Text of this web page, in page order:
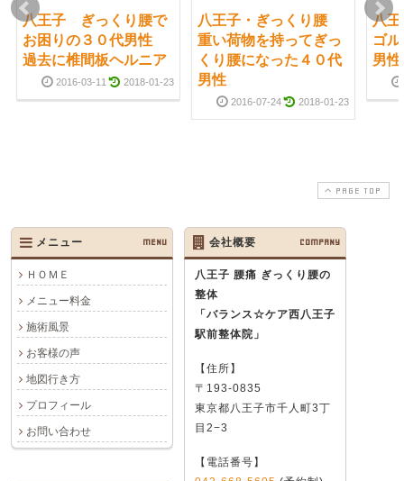
八王子 ぎっくり腰で
お困りの３０代男性
過去に椎間板ヘルニア
2016-03-11 2018-01-23
八王子・ぎっくり腰
重い荷物を持ってぎっ
くり腰になった４０代
男性
2016-07-24 2018-01-23
八
ゴ
男性
PAGE TOP
メニュー MENU
ＨＯＭＥ
メニュー料金
施術風景
お客様の声
地図行き方
プロフィール
お問い合わせ
会社概要 COMPANY
八王子 腰痛 ぎっくり腰の
整体
「バランス☆ケア西八王子
駅前整体院」
【住所】
〒193-0835
東京都八王子市千人町3丁
目2−3
【電話番号】